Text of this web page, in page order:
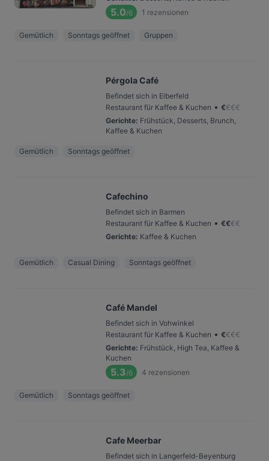
5.0/6 1 rezensionen
Gemütlich Sonntags geöffnet Gruppen
Pérgola Café
Befindet sich in Elberfeld
Restaurant für Kaffee & Kuchen • €€€€
Gerichte: Frühstück, Desserts, Brunch,
Kaffee & Kuchen
Gemütlich Sonntags geöffnet
Cafechino
Befindet sich in Barmen
Restaurant für Kaffee & Kuchen • €€€€
Gerichte: Kaffee & Kuchen
Gemütlich Casual Dining Sonntags geöffnet
Café Mandel
Befindet sich in Vohwinkel
Restaurant für Kaffee & Kuchen • €€€€
Gerichte: Frühstück, High Tea, Kaffee &
Kuchen
5.3/6 4 rezensionen
Gemütlich Sonntags geöffnet
Cafe Meerbar
Befindet sich in Langerfeld-Beyenburg